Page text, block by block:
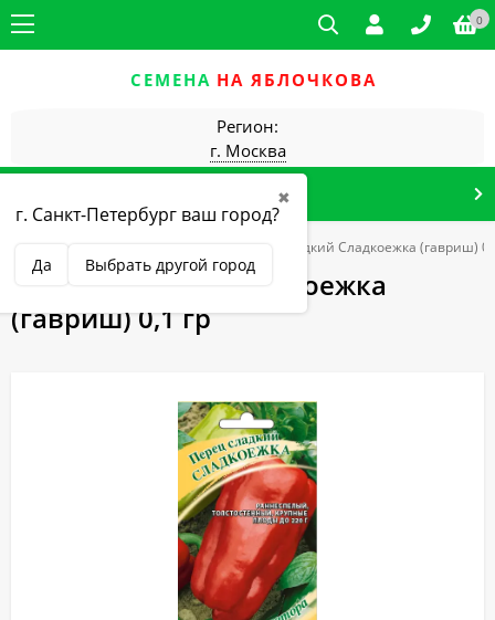
0
СЕМЕНА НА ЯБЛОЧКОВА
Регион:
г. Москва
✖
г. Санкт-Петербург ваш город?
Да Выбрать другой город
Перец сладкий Сладкоежка (гавриш)
Перец сладкий Сладкоежка
(гавриш) 0,1 гр